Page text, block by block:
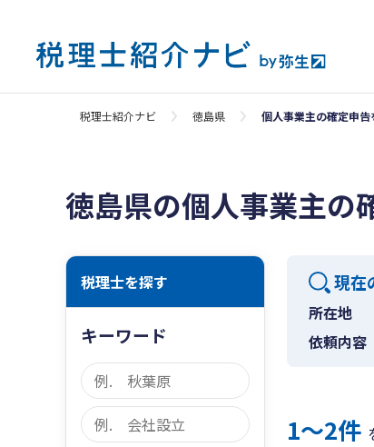
税理士紹介ナビ 徳島県 個人事業主の確定申
徳島県の個人事業主の
税理士を探す
キーワード
現在
所在地
依頼内容
1〜2件